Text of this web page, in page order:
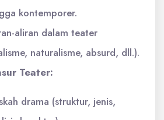
kontemporer.
aliran dalam teater
naturalisme, absurd, dll.).
Teater:
drama (struktur, jenis,